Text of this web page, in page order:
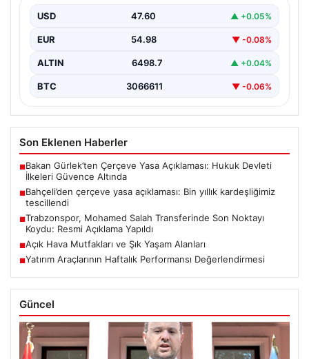
USD 47.60 ▲ +0.05%
EUR 54.98 ▼ -0.08%
ALTIN 6498.7 ▲ +0.04%
BTC 3066611 ▼ -0.06%
Son Eklenen Haberler
■Bakan Gürlek’ten Çerçeve Yasa Açıklaması: Hukuk Devleti
İlkeleri Güvence Altında
■Bahçeli’den çerçeve yasa açıklaması: Bin yıllık kardeşliğimiz
tescillendi
■Trabzonspor, Mohamed Salah Transferinde Son Noktayı
Koydu: Resmi Açıklama Yapıldı
■Açık Hava Mutfakları ve Şık Yaşam Alanları
■Yatırım Araçlarının Haftalık Performansı Değerlendirmesi
Güncel